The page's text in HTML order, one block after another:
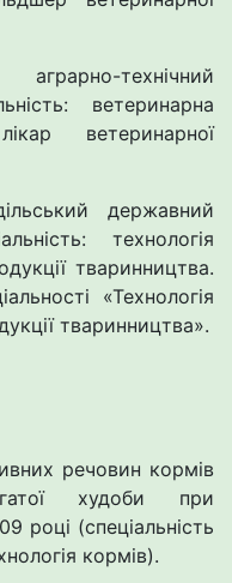
технічний
ветеринарна
ветеринарної
державний
технологія
тваринництва.
«Технологія
тваринництва».
речовин кормів
худоби при
році (спеціальність
кормів).